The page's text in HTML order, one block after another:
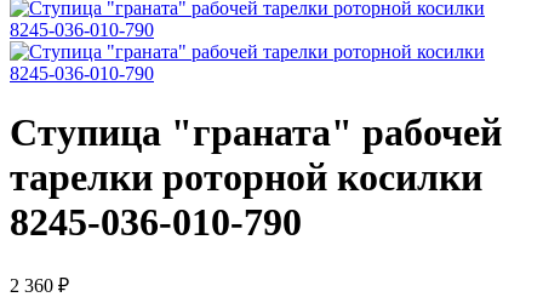
Ступица "граната" рабочей
тарелки роторной косилки
8245-036-010-790
2 360 ₽